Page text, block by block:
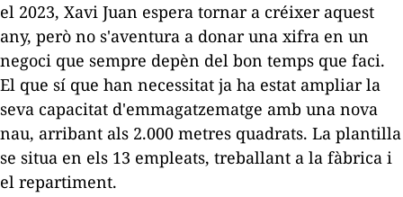
el 2023, Xavi Juan espera tornar a créixer aquest
any, però no s'aventura a donar una xifra en un
negoci que sempre depèn del bon temps que faci.
El que sí que han necessitat ja ha estat ampliar la
seva capacitat d'emmagatzematge amb una nova
nau, arribant als 2.000 metres quadrats. La plantilla
se situa en els 13 empleats, treballant a la fàbrica i
el repartiment.